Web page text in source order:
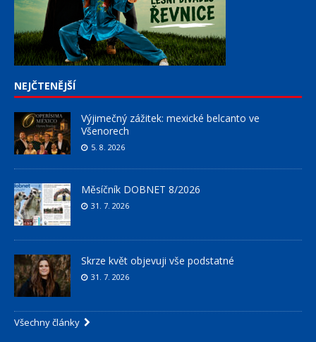
NEJČTENĚJŠÍ
Výjimečný zážitek: mexické belcanto ve
Všenorech
5. 8. 2026
Měsíčník DOBNET 8/2026
31. 7. 2026
Skrze květ objevuji vše podstatné
31. 7. 2026
Všechny články